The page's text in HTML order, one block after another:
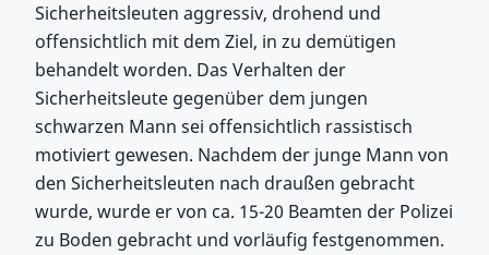
Sicherheitsleuten aggressiv, drohend und
offensichtlich mit dem Ziel, in zu demütigen
behandelt worden. Das Verhalten der
Sicherheitsleute gegenüber dem jungen
schwarzen Mann sei offensichtlich rassistisch
motiviert gewesen. Nachdem der junge Mann von
den Sicherheitsleuten nach draußen gebracht
wurde, wurde er von ca. 15-20 Beamten der Polizei
zu Boden gebracht und vorläufig festgenommen.